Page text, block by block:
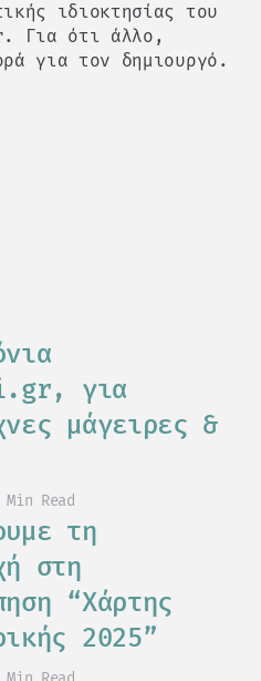
ιδιοκτησίας του
Για ότι άλλο,
για τον δημιουργό.
για
μάγειρες &
Min Read
τη
στη
“Χάρτης
2025”